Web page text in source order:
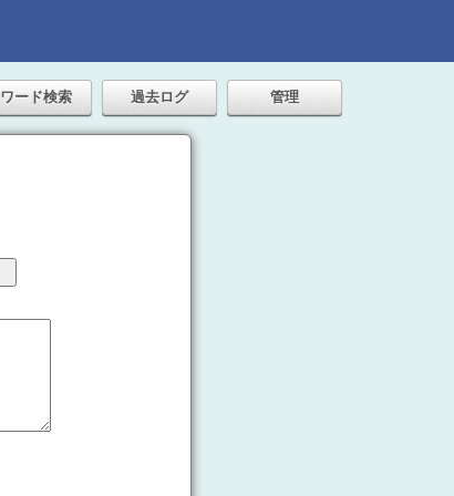
ワード検索 過去ログ 管理